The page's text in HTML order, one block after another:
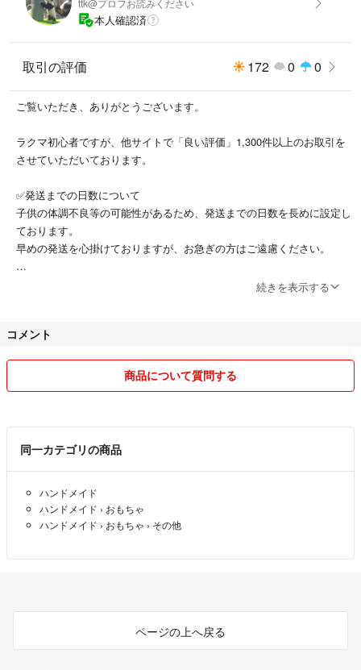
こちらのセットは、色々な長さを組み合わせているため、年齢や作る形に
応じて長さを選ぶことができます。
また、太さも2種類ありますので、お好みの太さでお楽しみください。
《長さ》&《太さ》
120㎝ 太さ3.5㎜×1本
140㎝ 太さ3㎜×1本
✅ほぼ伸ばさない状態で測っていますが、伸縮性があるため誤差が生じま
す。
◉長さの目安
（体の大きさ、作る形にもよります）
幼児→110～140㎝
低学年→140～160㎝
高学年〜大人→150～170㎝
◉◉◉◉◉◉◉◉◉◉◉◉◉◉◉◉◉◉◉◉◉◉◉◉◉◉
この商品はセット販売のため、組み合わせ・長さ変更は出来ません。
変更をご希望の場合は、「あやとり紐 オーダー専用ページ」からオーダ
「オーダー専用ページ」が出品されている場合にご利用いただけます。
◉◉◉◉◉◉◉◉◉◉◉◉◉◉◉◉◉◉◉◉◉◉◉◉◉◉
⚠️普通郵便（ミニレターを含む）での発送です。紛失等の郵便事故につい
ttk@プロフお読みください
本人確認済
取引の評価 172 0 0
ご覧いただき、ありがとうございます。
ラクマ初心者ですが、他サイトで「良い評価」1,300件以上のお取引を
させていただいております。
✅発送までの日数について
子供の体調不良等の可能性があるため、発送までの日数を長めに設定し
ております。
早めの発送を心掛けておりますが、お急ぎの方はご遠慮ください。
しくは評価を下げます。
不在等の理由で受取評価が遅れる場合は、ご連絡をいただきますようお
目安は、到着後48時間以内です。
商品に問題がないにもかかわらず、連絡が無い場合は、残念ですが、評
価を下げます。
✅コンビニ支払い
ご購入時にお支払い予定をご連絡いただきますよう、お願い致します。
続きを表示する
コメント
商品について質問する
同一カテゴリの商品
ハンドメイド
ハンドメイド › おもちゃ
ハンドメイド › おもちゃ › その他
ページの上へ戻る